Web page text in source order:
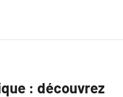
: découvrez